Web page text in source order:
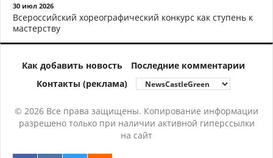
30 июл 2026
Всероссийский хореографический конкурс как ступень к
мастерству
Как добавить новость
Последние комментарии
Контакты (реклама)
© 2026 Все права защищены. Копирование информации
разрешено только при наличии активной гиперссылки
на сайт